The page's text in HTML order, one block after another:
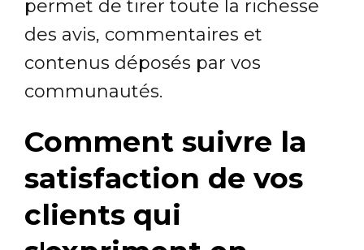
permet de tirer toute la richesse
des avis, commentaires et
contenus déposés par vos
communautés.
Comment suivre la
satisfaction de vos
clients qui